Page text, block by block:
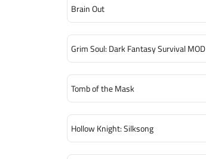
Brain Out
Grim Soul: Dark Fantasy Survival MOD
Tomb of the Mask
Hollow Knight: Silksong